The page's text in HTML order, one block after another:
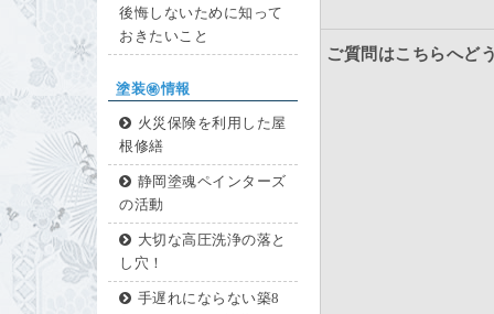
後悔しないために知って
おきたいこと
塗装㊙情報
火災保険を利用した屋
根修繕
静岡塗魂ペインターズ
の活動
大切な高圧洗浄の落と
し穴！
手遅れにならない築8
ご質問はこちらへど